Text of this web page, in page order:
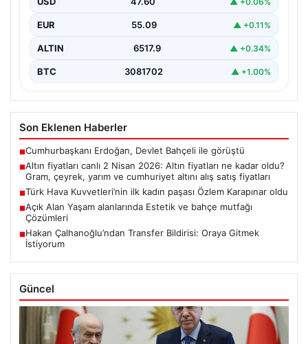
EUR 55.09 ▲ +0.11%
ALTIN 6517.9 ▲ +0.34%
BTC 3081702 ▲ +1.00%
Son Eklenen Haberler
■Cumhurbaşkanı Erdoğan, Devlet Bahçeli ile görüştü
■Altın fiyatları canlı 2 Nisan 2026: Altın fiyatları ne kadar oldu?
Gram, çeyrek, yarım ve cumhuriyet altını alış satış fiyatları
■Türk Hava Kuvvetleri’nin ilk kadın paşası Özlem Karapınar oldu
■Açık Alan Yaşam alanlarında Estetik ve bahçe mutfağı
Çözümleri
■Hakan Çalhanoğlu’ndan Transfer Bildirisi: Oraya Gitmek
İstiyorum
Güncel